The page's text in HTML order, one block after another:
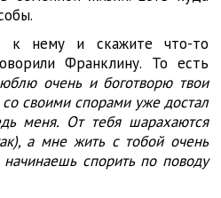
к нему и скажите что-то
Франклину. То есть
очень и боготворю твои
своими спорами уже достал
меня. От тебя шарахаются
а мне жить с тобой очень
начинаешь спорить по поводу